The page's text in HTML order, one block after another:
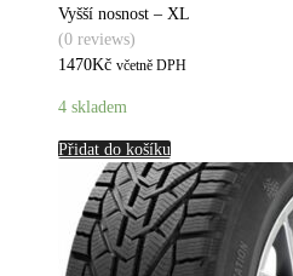
Vyšší nosnost – XL
(0 reviews)
1470Kč včetně DPH
4 skladem
Přidat do košíku